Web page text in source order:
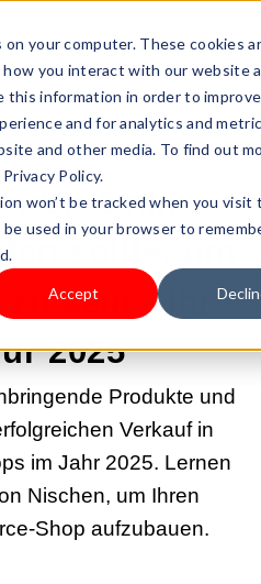
your computer. These cookies
you interact with our website
this information in order to
and for analytics and
and other media. To find out
Policy.
won’t be tracked when you visit
used in your browser to
Accept
PRODUKTE VERKAUFEN
UK Online
sollte, um
sein：Ihr
2025
Produkte und
Verkauf in
im Jahr 2025. Lernen
Nischen, um Ihren
Shop aufzubauen.